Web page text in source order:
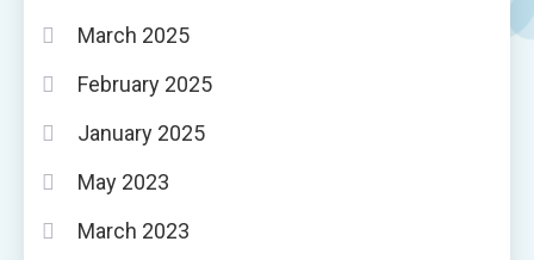
March 2025
February 2025
January 2025
May 2023
March 2023